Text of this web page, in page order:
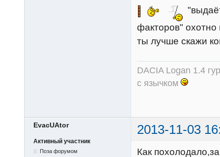
факторов"
ты лучше скажи
DACIA Logan 1.4
с язычком
EvacUAtor 2013-11-03
Активный участник
Поза форумом
Как